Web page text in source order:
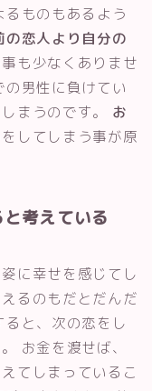
ものもあるよう
の恋人より自分の
も少なくありませ
男性に負けてい
まうのです。 お
してしまう事が原
考えている
に幸せを感じてし
るのもだとだんだ
と、次の恋をし
お金を渡せば、
てしまっているこ